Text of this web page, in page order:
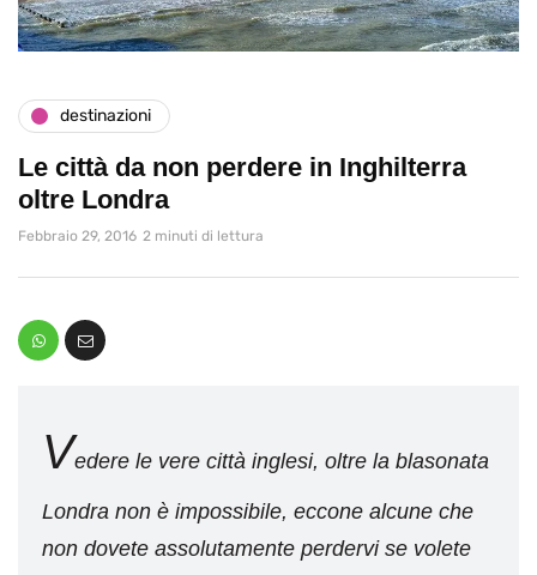
destinazioni
Le città da non perdere in Inghilterra
oltre Londra
Febbraio 29, 2016 2 minuti di lettura
Vedere le vere città inglesi, oltre la blasonata
Londra non è impossibile, eccone alcune che
non dovete assolutamente perdervi se volete